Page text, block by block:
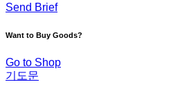
Send Brief
Want to Buy Goods?
Go to Shop
기도문